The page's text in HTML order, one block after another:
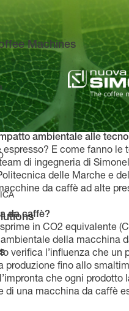
Machines
ambientale alle
E come fanno
di ingegneria di
delle Marche e
da caffè ad alte
da caffè?
in CO2 equivalente
della macchina
verifica l’influenza che
produzione fino allo
che ogni prodotto
una macchina da caffè